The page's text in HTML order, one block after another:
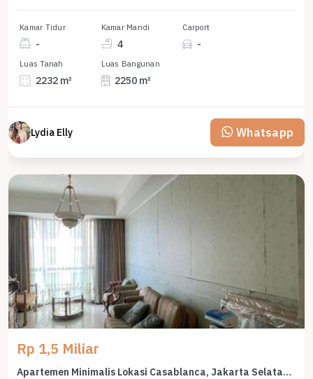
Kamar Tidur
-
Kamar Mandi
4
Carport
-
Luas Tanah
2232 m²
Luas Bangunan
2250 m²
Lydia Elly Whatsapp
Rp 1,5 Miliar
Apartemen Minimalis Lokasi Casablanca, Jakarta Selatan, Harga 1,5 Miliar